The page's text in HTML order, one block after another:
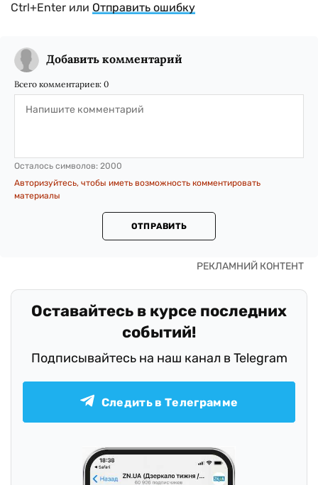
Ctrl+Enter или Отправить ошибку
Добавить комментарий
Всего комментариев: 0
Осталось символов: 2000
Авторизуйтесь, чтобы иметь возможность комментировать
материалы
ОТПРАВИТЬ
Оставайтесь в курсе последних
событий!
Подписывайтесь на наш канал в Telegram
Следить в Телеграмме